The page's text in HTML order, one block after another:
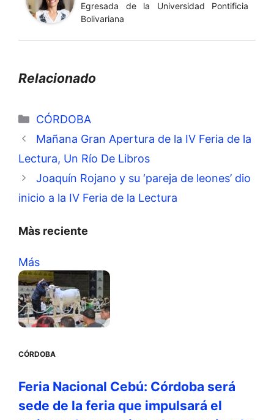
Egresada de la Universidad Pontificia
Bolivariana
Relacionado
Categorías
CÓRDOBA
Mañana Gran Apertura de la IV Feria de la
Lectura, Un Río De Libros
Joaquín Rojano y su ‘pareja de leones’ dio
inicio a la IV Feria de la Lectura
Màs reciente
Más
CÓRDOBA
Feria Nacional Cebú: Córdoba será
sede de la feria que impulsará el